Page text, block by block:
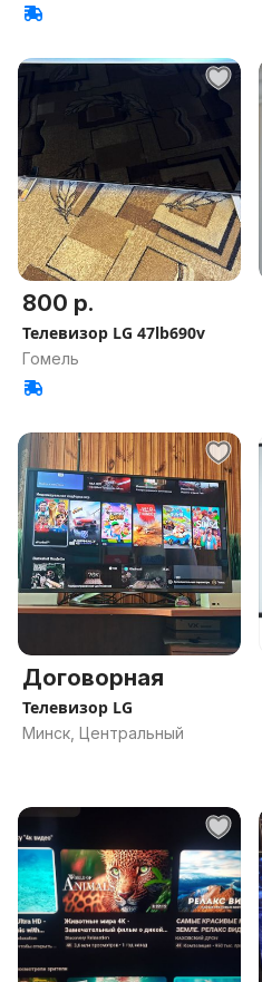
800 р.
Телевизор LG 47lb690v
Гомель
Договорная
Телевизор LG
Минск, Центральный